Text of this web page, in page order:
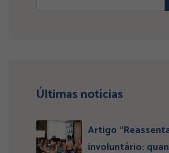
Últimas notícias
Artigo
involuntário: